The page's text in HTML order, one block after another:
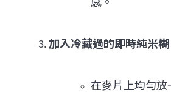
加入冷藏過的即時純米糊
在麥片上均勻